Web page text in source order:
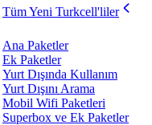
Tüm Yeni Turkcell'liler
Ana Paketler
Ek Paketler
Yurt Dışında Kullanım
Yurt Dışını Arama
Mobil Wifi Paketleri
Superbox ve Ek Paketler